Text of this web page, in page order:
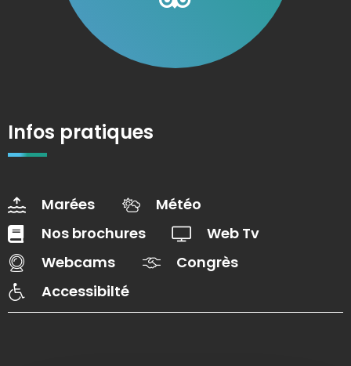
Infos pratiques
Marées
Météo
Nos brochures
Web Tv
Webcams
Congrès
Accessibilté